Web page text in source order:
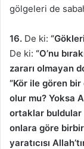
gölgeleri de
16. De ki:
De ki: “O’nu
zararı olmayan
“Kör ile gören bir
olur mu? Yoksa
ortaklar buldular
onlara göre
yaratıcısı